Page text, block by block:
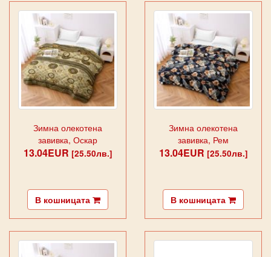
Зимна олекотена
завивка, Оскар
13.04EUR [25.50лв.]
В кошницата
Зимна олекотена
завивка, Рем
13.04EUR [25.50лв.]
В кошницата